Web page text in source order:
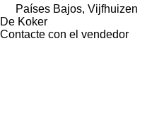
Países Bajos, Vijfhuizen
De Koker
Contacte con el vendedor